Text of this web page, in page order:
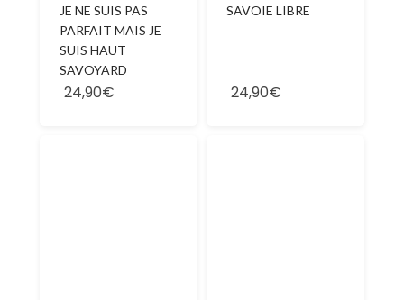
JE NE SUIS PAS
PARFAIT MAIS JE
SUIS HAUT
SAVOYARD
24,90€
SAVOIE LIBRE
24,90€